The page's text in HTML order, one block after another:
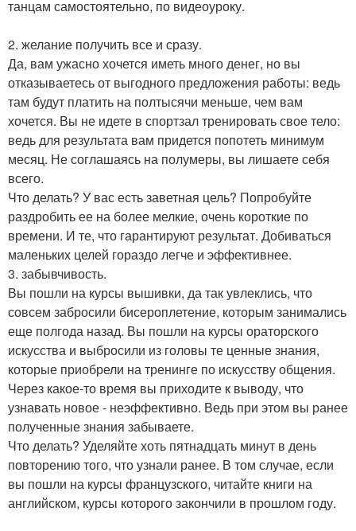
танцам самостоятельно, по видеоуроку.
2. желание получить все и сразу.
Да, вам ужасно хочется иметь много денег, но вы
отказываетесь от выгодного предложения работы: ведь
там будут платить на полтысячи меньше, чем вам
хочется. Вы не идете в спортзал тренировать свое тело:
ведь для результата вам придется попотеть минимум
месяц. Не соглашаясь на полумеры, вы лишаете себя
всего.
Что делать? У вас есть заветная цель? Попробуйте
раздробить ее на более мелкие, очень короткие по
времени. И те, что гарантируют результат. Добиваться
маленьких целей гораздо легче и эффективнее.
3. забывчивость.
Вы пошли на курсы вышивки, да так увлеклись, что
совсем забросили бисероплетение, которым занимались
еще полгода назад. Вы пошли на курсы ораторского
искусства и выбросили из головы те ценные знания,
которые приобрели на тренинге по искусству общения.
Через какое-то время вы приходите к выводу, что
узнавать новое - неэффективно. Ведь при этом вы ранее
полученные знания забываете.
Что делать? Уделяйте хоть пятнадцать минут в день
повторению того, что узнали ранее. В том случае, если
вы пошли на курсы французского, читайте книги на
английском, курсы которого закончили в прошлом году.